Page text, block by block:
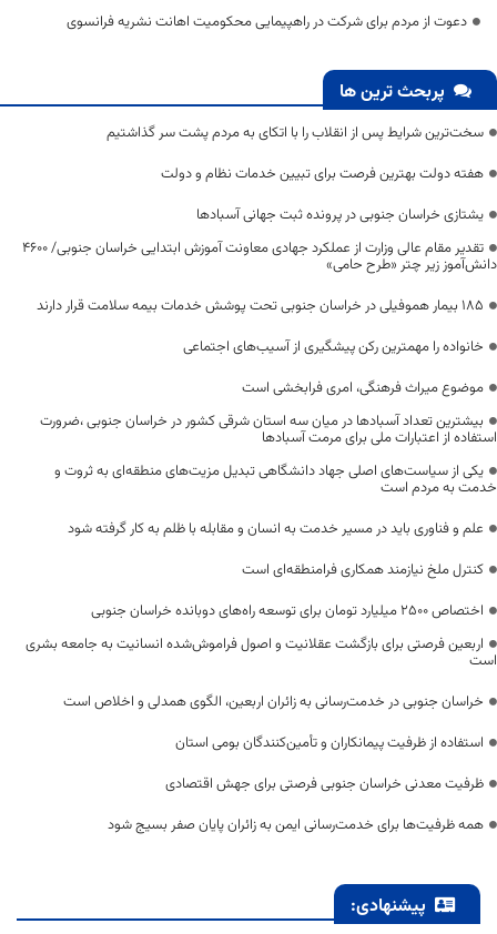
دعوت از مردم برای شرکت در راهپیمایی محکومیت اهانت نشریه فرانسوی
پربحث ترین ها
سخت‌ترین شرایط پس از انقلاب را با اتکای به مردم پشت سر گذاشتیم
هفته دولت بهترین فرصت برای تبیین خدمات نظام و دولت
یشتازی خراسان جنوبی در پرونده ثبت جهانی آسبادها
تقدیر مقام عالی وزارت از عملکرد جهادی معاونت آموزش ابتدایی خراسان جنوبی/ ۴۶۰۰
دانش‌آموز زیر چتر «طرح حامی»
۱۸۵ بیمار هموفیلی در خراسان جنوبی تحت پوشش خدمات بیمه سلامت قرار دارند
خانواده را مهمترین رکن پیشگیری از آسیب‌های اجتماعی
موضوع میراث فرهنگی، امری فرابخشی است
بیشترین تعداد آسبادها در میان سه استان شرقی کشور در خراسان جنوبی ،ضرورت
استفاده از اعتبارات ملی برای مرمت آسبادها
یکی از سیاست‌های اصلی جهاد دانشگاهی تبدیل مزیت‌های منطقه‌ای به ثروت و
خدمت به مردم است
علم و فناوری باید در مسیر خدمت به انسان و مقابله با ظلم به کار گرفته شود
کنترل ملخ نیازمند همکاری فرامنطقه‌ای است
اختصاص 2500 میلیارد تومان برای توسعه راه‌های دوبانده خراسان جنوبی
اربعین فرصتی برای بازگشت عقلانیت و اصول فراموش‌شده انسانیت به جامعه بشری
است
خراسان جنوبی در خدمت‌رسانی به زائران اربعین، الگوی همدلی و اخلاص است
استفاده از ظرفیت پیمانکاران و تأمین‌کنندگان بومی استان
ظرفیت معدنی خراسان جنوبی فرصتی برای جهش اقتصادی
همه ظرفیت‌ها برای خدمت‌رسانی ایمن به زائران پایان صفر بسیج شود
پیشنهادی: